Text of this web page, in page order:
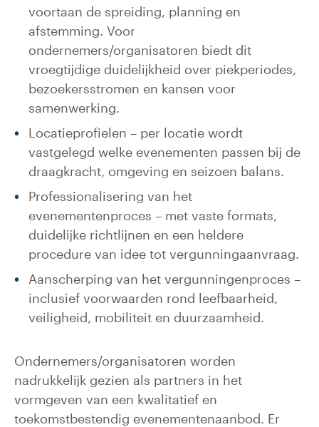
voortaan de spreiding, planning en
afstemming. Voor
ondernemers/organisatoren biedt dit
vroegtijdige duidelijkheid over piekperiodes,
bezoekersstromen en kansen voor
samenwerking.
Locatieprofielen – per locatie wordt
vastgelegd welke evenementen passen bij de
draagkracht, omgeving en seizoen balans.
Professionalisering van het
evenementenproces – met vaste formats,
duidelijke richtlijnen en een heldere
procedure van idee tot vergunningaanvraag.
Aanscherping van het vergunningenproces –
inclusief voorwaarden rond leefbaarheid,
veiligheid, mobiliteit en duurzaamheid.
Ondernemers/organisatoren worden
nadrukkelijk gezien als partners in het
vormgeven van een kwalitatief en
toekomstbestendig evenementenaanbod. Er